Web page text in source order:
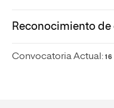
Reconocimiento de
Convocatoria Actual: 16